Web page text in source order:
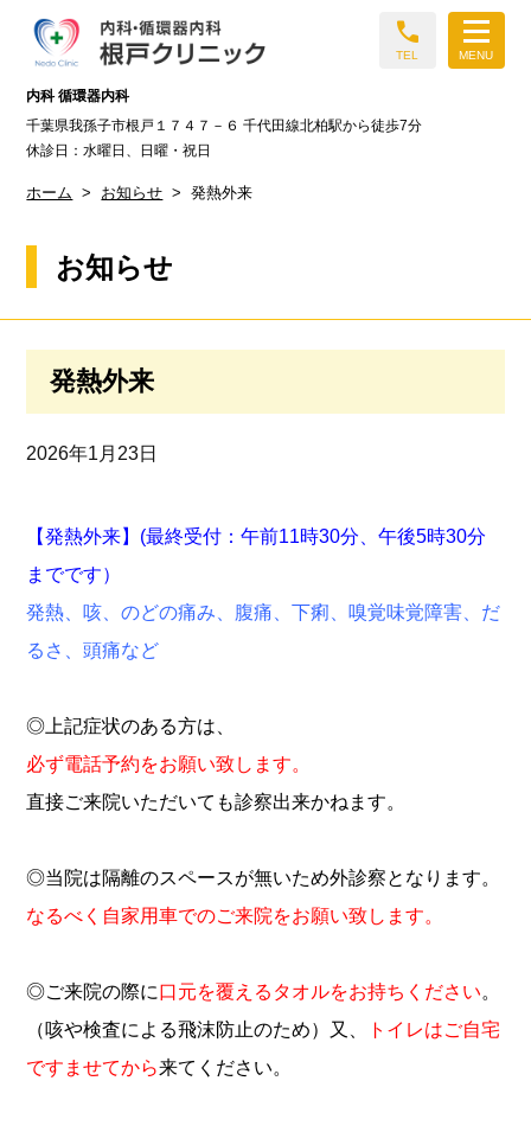
内科 循環器内科
call
TEL MENU
千葉県我孫子市根戸１７４７－６ 千代田線北柏駅から徒歩7分
休診日：水曜日、日曜・祝日
ホーム お知らせ 発熱外来
お知らせ
発熱外来
2026年1月23日
【発熱外来】(最終受付：午前11時30分、午後5時30分
までです）
発熱、咳、のどの痛み、腹痛、下痢、嗅覚味覚障害、だ
るさ、頭痛など
◎上記症状のある方は、
必ず電話予約をお願い致します。
直接ご来院いただいても診察出来かねます。
◎当院は隔離のスペースが無いため外診察となります。
なるべく自家用車でのご来院をお願い致します。
◎ご来院の際に口元を覆えるタオルをお持ちください。
（咳や検査による飛沫防止のため）又、
トイレはご自宅
ですませてから来てください。